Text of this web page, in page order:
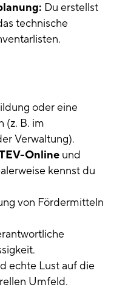
Du erstellst
technische
oder eine
(z. B. im
Verwaltung).
Online und
kennst du
von Fördermitteln
echte Lust auf die
Umfeld.